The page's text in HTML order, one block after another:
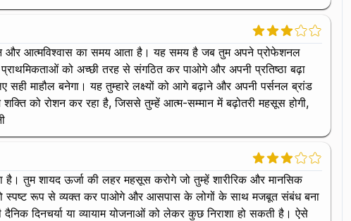
और आत्मविश्वास का समय आता है। यह समय है जब तुम अपने प्रोफेशनल
को अच्छी तरह से संगठित कर पाओगे और अपनी प्रतिष्ठा बढ़ा
माहौल बनेगा। यह तुम्हारे लक्ष्यों को आगे बढ़ाने और अपनी पर्सनल ब्रांड
को रोशन कर रहा है, जिससे तुम्हें आत्म-सम्मान में बढ़ोतरी महसूस होगी,
है। तुम शायद ऊर्जा की लहर महसूस करोगे जो तुम्हें शारीरिक और मानसिक
को स्पष्ट रूप से व्यक्त कर पाओगे और आसपास के लोगों के साथ मजबूत संबंध बना
दिनचर्या या व्यायाम योजनाओं को लेकर कुछ निराशा हो सकती है। ऐसे